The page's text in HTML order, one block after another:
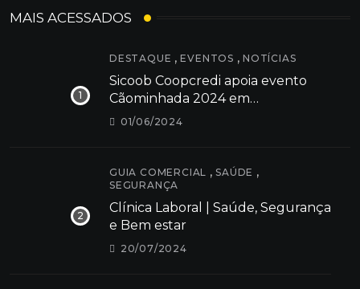
MAIS ACESSADOS
DESTAQUE ,EVENTOS ,NOTÍCIAS
Sicoob Coopcredi apoia evento
Cãominhada 2024 em
Dores do Indaiá
01/06/2024
GUIA COMERCIAL ,SAÚDE ,
SEGURANÇA
Clínica Laboral | Saúde, Segurança
e Bem estar
20/07/2024